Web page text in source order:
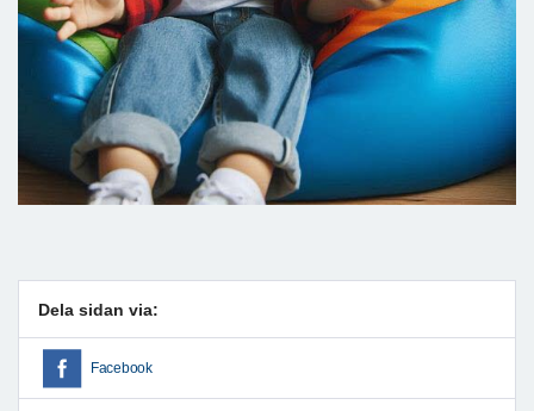
Dela sidan via:
Facebook